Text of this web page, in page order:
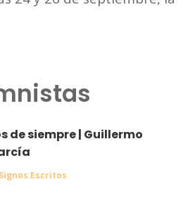
de siempre | Guillermo
Signos Escritos